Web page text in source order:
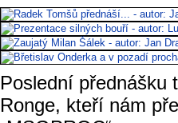
Poslední přednášku
Ronge, kteří nám